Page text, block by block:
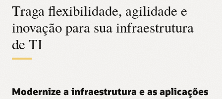
distribuída
Traga flexibilidade, agilidade e
inovação para sua infraestrutura
de TI
Modernize a infraestrutura e as aplicações